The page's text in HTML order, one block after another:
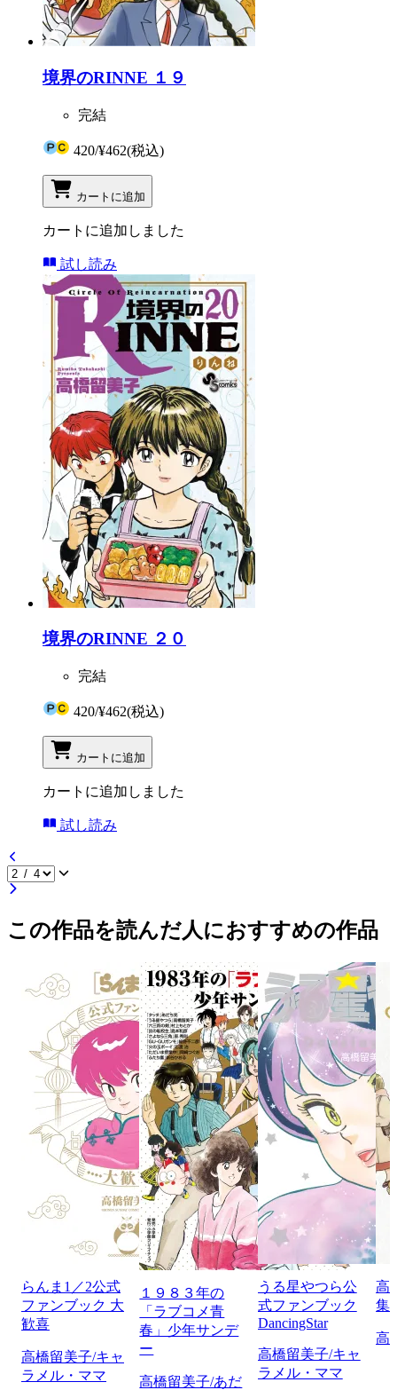
境界のRINNE １９
完結
420/¥462(税込)
カートに追加
カートに追加しました
試し読み
境界のRINNE ２０
完結
420/¥462(税込)
カートに追加
カートに追加しました
試し読み
この作品を読んだ人におすすめの作品
らんま1／2公式
ファンブック 大
歓喜
高橋留美子/キャ
ラメル・ママ
１９８３年の
「ラブコメ青
春」少年サンデ
ー
高橋留美子/あだ
うる星やつら公
式ファンブック
DancingStar
高橋留美子/キャ
ラメル・ママ
高
集
高